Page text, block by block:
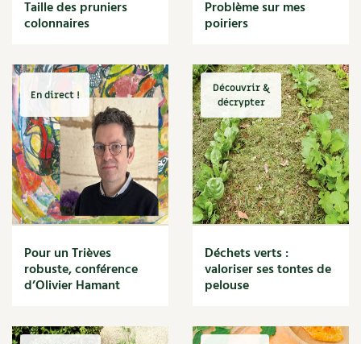
Cuisine saine
Décoration
DIY
Eau
Énergie
Enfants
Expérimentation
Fleur
Jardin bio
Légumes
Légumineuse
Maïs doux
Maison saine
Mare
Taille des pruniers
colonnaires
Problème sur mes
poiriers
En direct !
Pour un Trièves
robuste, conférence
d’Olivier Hamant
Découvrir &
décrypter
Déchets verts :
valoriser ses tontes de
pelouse